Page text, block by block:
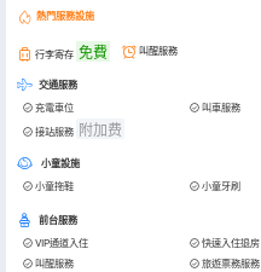
熱門服務設施
行李寄存 免費 叫醒服務
交通服務
充電車位 叫車服務
接站服務 附加费
小童設施
小童拖鞋 小童牙刷
前台服務
VIP通道入住 快速入住退房
叫醒服務 旅遊票務服務